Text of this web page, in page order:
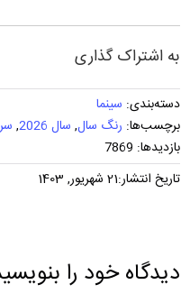
به اشتراک گذاری
دسته‌بندی: سینما
برچسب‌ها: رنگ سال, سال 2026 ,
بازدیدها: 7869
تاریخ انتشار:21 شهریور, 1403
دیدگاه خود را